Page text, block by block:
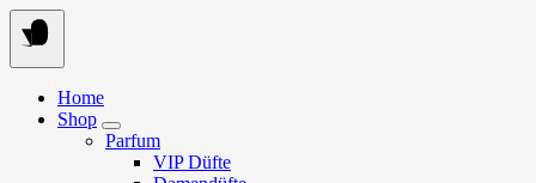
Springe
zum
Inhalt
Home
Shop
Parfum
VIP Düfte